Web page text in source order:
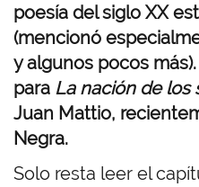
poesía del siglo XX
(mencionó
y algunos pocos
para La nación de los
Juan Mattio,
Negra.
Solo resta leer el